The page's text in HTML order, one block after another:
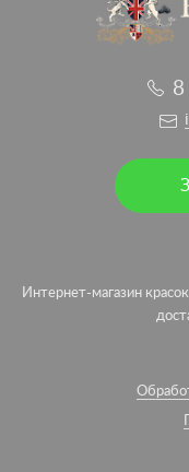
8
Интернет-магазин